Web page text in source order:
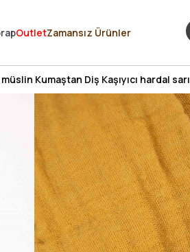
OutletZamansız Ürünler
Kumaştan Diş Kaşıyıcı hardal sarı